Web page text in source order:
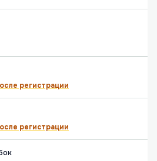
регистрации
регистрации